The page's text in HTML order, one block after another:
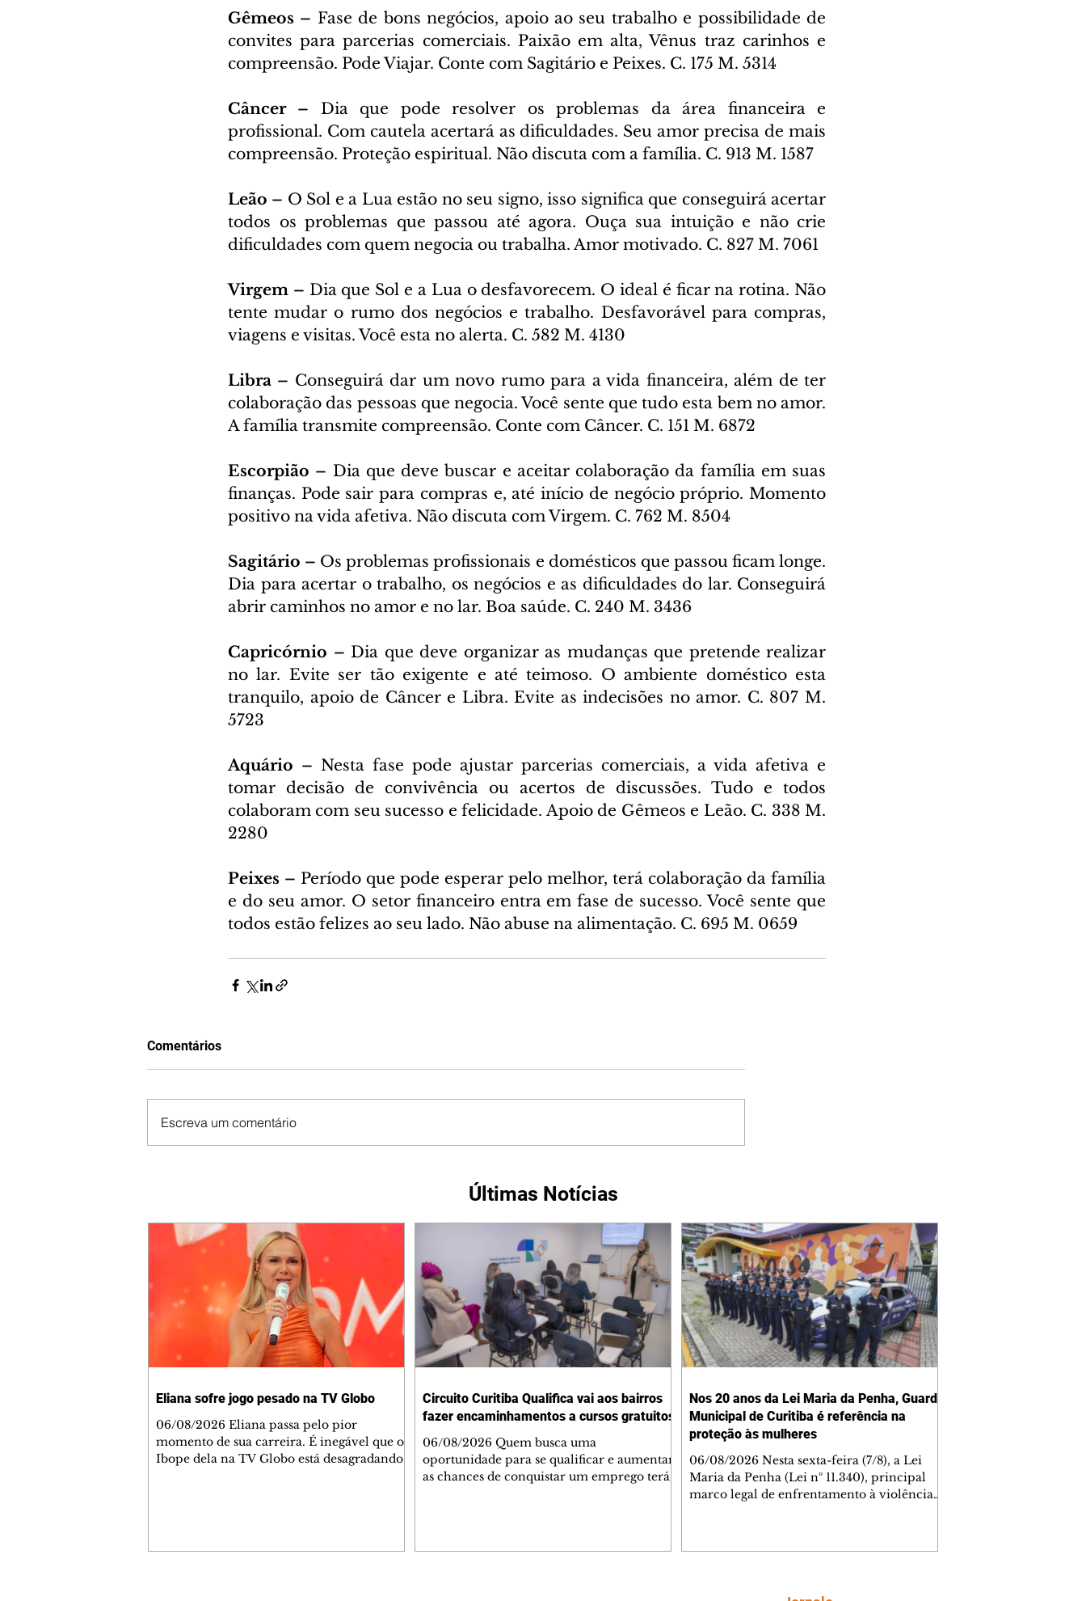
Gêmeos – Fase de bons negócios, apoio ao seu trabalho e possibilidade de
convites para parcerias comerciais. Paixão em alta, Vênus traz carinhos e
compreensão. Pode Viajar. Conte com Sagitário e Peixes. C. 175 M. 5314
Câncer – Dia que pode resolver os problemas da área financeira e
profissional. Com cautela acertará as dificuldades. Seu amor precisa de mais
compreensão. Proteção espiritual. Não discuta com a família. C. 913 M. 1587
Leão – O Sol e a Lua estão no seu signo, isso significa que conseguirá acertar
todos os problemas que passou até agora. Ouça sua intuição e não crie
dificuldades com quem negocia ou trabalha. Amor motivado. C. 827 M. 7061
Virgem – Dia que Sol e a Lua o desfavorecem. O ideal é ficar na rotina. Não
tente mudar o rumo dos negócios e trabalho. Desfavorável para compras,
viagens e visitas. Você esta no alerta. C. 582 M. 4130
Libra – Conseguirá dar um novo rumo para a vida financeira, além de ter
colaboração das pessoas que negocia. Você sente que tudo esta bem no amor.
A família transmite compreensão. Conte com Câncer. C. 151 M. 6872
Escorpião – Dia que deve buscar e aceitar colaboração da família em suas
finanças. Pode sair para compras e, até início de negócio próprio. Momento
positivo na vida afetiva. Não discuta com Virgem. C. 762 M. 8504
Sagitário – Os problemas profissionais e domésticos que passou ficam longe.
Dia para acertar o trabalho, os negócios e as dificuldades do lar. Conseguirá
abrir caminhos no amor e no lar. Boa saúde. C. 240 M. 3436
Capricórnio – Dia que deve organizar as mudanças que pretende realizar
no lar. Evite ser tão exigente e até teimoso. O ambiente doméstico esta
tranquilo, apoio de Câncer e Libra. Evite as indecisões no amor. C. 807 M.
5723
Aquário – Nesta fase pode ajustar parcerias comerciais, a vida afetiva e
tomar decisão de convivência ou acertos de discussões. Tudo e todos
colaboram com seu sucesso e felicidade. Apoio de Gêmeos e Leão. C. 338 M.
2280
Peixes – Período que pode esperar pelo melhor, terá colaboração da família
e do seu amor. O setor financeiro entra em fase de sucesso. Você sente que
todos estão felizes ao seu lado. Não abuse na alimentação. C. 695 M. 0659
Comentários
Escreva um comentário
Últimas Notícias
Eliana sofre jogo pesado na TV Globo
06/08/2026 Eliana passa pelo pior
momento de sua carreira. É inegável que o
Ibope dela na TV Globo está desagradando
Circuito Curitiba Qualifica vai aos bairros
fazer encaminhamentos a cursos gratuitos
06/08/2026 Quem busca uma
oportunidade para se qualificar e aumentar
as chances de conquistar um emprego terá
Nos 20 anos da Lei Maria da Penha, Guarda
Municipal de Curitiba é referência na
proteção às mulheres
06/08/2026 Nesta sexta-feira (7/8), a Lei
Maria da Penha (Lei nº 11.340), principal
marco legal de enfrentamento à violência
impulsionou a criação de políticas públicas